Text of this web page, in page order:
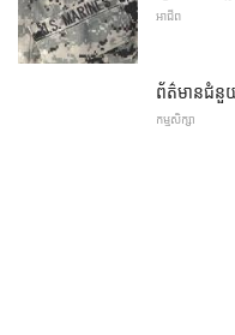
អាជីព
ព័ត៌មានជំនួ
កម្មសិក្សា